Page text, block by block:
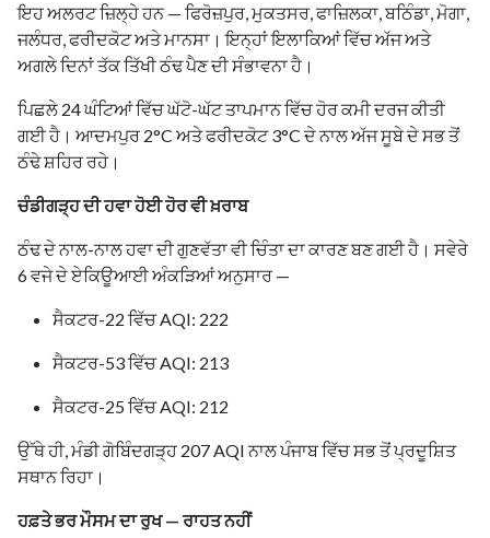
ਇਹ ਅਲਰਟ ਜ਼ਿਲ੍ਹੇ ਹਨ — ਫਿਰੋਜ਼ਪੁਰ, ਮੁਕਤਸਰ, ਫਾਜ਼ਿਲਕਾ, ਬਠਿੰਡਾ, ਮੋਗਾ,
ਜਲੰਧਰ, ਫਰੀਦਕੋਟ ਅਤੇ ਮਾਨਸਾ। ਇਨ੍ਹਾਂ ਇਲਾਕਿਆਂ ਵਿੱਚ ਅੱਜ ਅਤੇ
ਅਗਲੇ ਦਿਨਾਂ ਤੱਕ ਤਿੱਖੀ ਠੰਢ ਪੈਣ ਦੀ ਸੰਭਾਵਨਾ ਹੈ।
ਪਿਛਲੇ 24 ਘੰਟਿਆਂ ਵਿੱਚ ਘੱਟੋ-ਘੱਟ ਤਾਪਮਾਨ ਵਿੱਚ ਹੋਰ ਕਮੀ ਦਰਜ ਕੀਤੀ
ਗਈ ਹੈ। ਆਦਮਪੁਰ 2°C ਅਤੇ ਫਰੀਦਕੋਟ 3°C ਦੇ ਨਾਲ ਅੱਜ ਸੂਬੇ ਦੇ ਸਭ ਤੋਂ
ਠੰਢੇ ਸ਼ਹਿਰ ਰਹੇ।
ਚੰਡੀਗੜ੍ਹ ਦੀ ਹਵਾ ਹੋਈ ਹੋਰ ਵੀ ਖ਼ਰਾਬ
ਠੰਢ ਦੇ ਨਾਲ-ਨਾਲ ਹਵਾ ਦੀ ਗੁਣਵੱਤਾ ਵੀ ਚਿੰਤਾ ਦਾ ਕਾਰਣ ਬਣ ਗਈ ਹੈ। ਸਵੇਰੇ
6 ਵਜੇ ਦੇ ਏਕਿਊਆਈ ਅੰਕੜਿਆਂ ਅਨੁਸਾਰ —
ਸੈਕਟਰ-22 ਵਿੱਚ AQI: 222
ਸੈਕਟਰ-53 ਵਿੱਚ AQI: 213
ਸੈਕਟਰ-25 ਵਿੱਚ AQI: 212
ਉੱਥੇ ਹੀ, ਮੰਡੀ ਗੋਬਿੰਦਗੜ੍ਹ 207 AQI ਨਾਲ ਪੰਜਾਬ ਵਿੱਚ ਸਭ ਤੋਂ ਪ੍ਰਦੂਸ਼ਿਤ
ਸਥਾਨ ਰਿਹਾ।
ਹਫ਼ਤੇ ਭਰ ਮੌਸਮ ਦਾ ਰੁਖ — ਰਾਹਤ ਨਹੀਂ